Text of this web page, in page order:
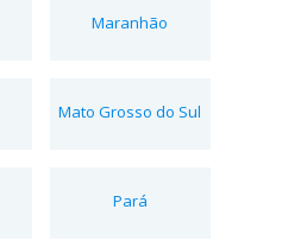
Maranhão
Mato Grosso do Sul
Pará